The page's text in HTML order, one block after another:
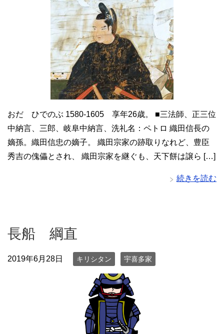
おだ ひでのぶ 1580-1605 享年26歳。 ■三法師、正三位
中納言、三郎、岐阜中納言、洗礼名：ペトロ 織田信長の
嫡孫。織田信忠の嫡子。 織田宗家の跡取りなれど、豊臣
秀吉の傀儡とされ、 織田宗家を継ぐも、天下餅は譲ら […]
続きを読む
長船 綱直
2019年6月28日 キリシタン 宇喜多家